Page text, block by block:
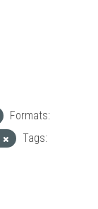
Formats:
Tags: